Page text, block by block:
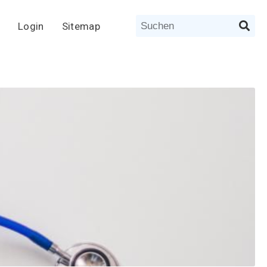
Login Sitemap